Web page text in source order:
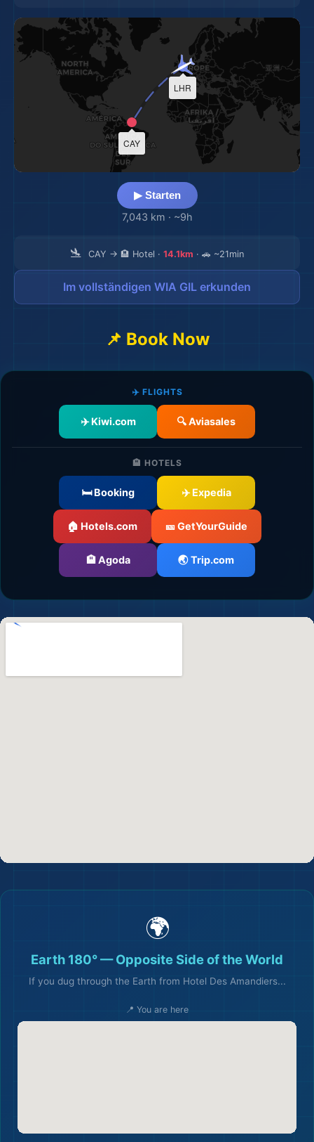
🗺️
🎒
LHR
CAY
▶ Starten
7,043 km · ~9h
🛬 CAY → 🏨 Hotel · 14.1km · 🚗 ~21min
Im vollständigen WIA GIL erkunden
📌 Book Now
✈️ FLIGHTS
✈️ Kiwi.com 🔍 Aviasales
🏨 HOTELS
🛏️ Booking ✈️ Expedia
🏠 Hotels.com 🎫 GetYourGuide
🏨 Agoda 🌏 Trip.com
🌍
Earth 180° — Opposite Side of the World
If you dug through the Earth from Hotel Des Amandiers...
📍 You are here